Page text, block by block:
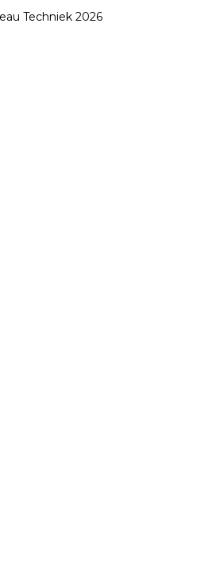
Techniek 2026